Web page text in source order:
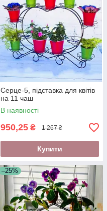
Серце-5, підставка для квітів
на 11 чаш
В наявності
950,25 ₴ 1 267 ₴
Купити
–25%